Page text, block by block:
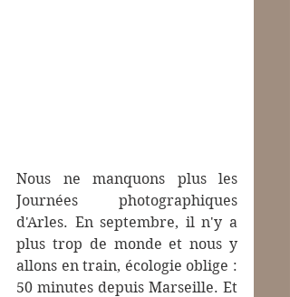
Nous ne manquons plus les
Journées photographiques
d'Arles. En septembre, il n'y a
plus trop de monde et nous y
allons en train, écologie oblige :
50 minutes depuis Marseille. Et